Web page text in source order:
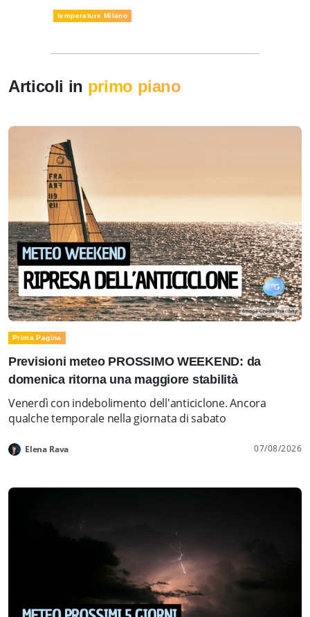
temperature Milano
Articoli in primo piano
Prima Pagina
Previsioni meteo PROSSIMO WEEKEND: da
domenica ritorna una maggiore stabilità
Venerdì con indebolimento dell'anticiclone. Ancora
qualche temporale nella giornata di sabato
Elena Rava 07/08/2026